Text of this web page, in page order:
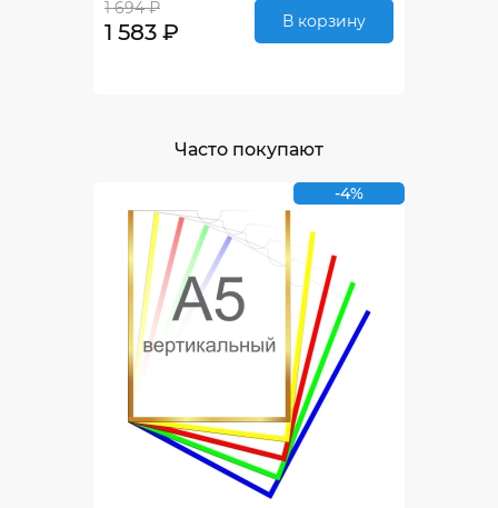
1 694 ₽
1 583 ₽ В корзину
Часто покупают
-4%